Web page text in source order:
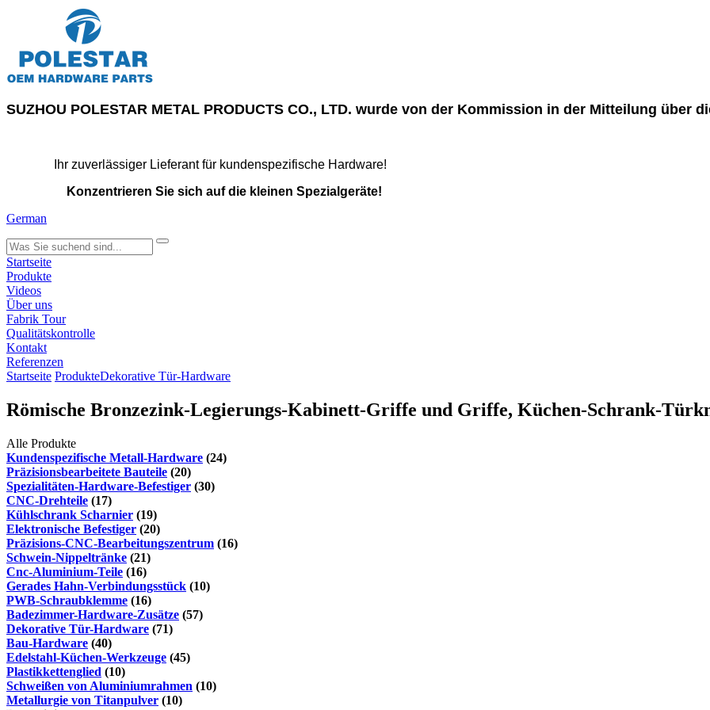
SUZHOU POLESTAR METAL PRODUCTS CO., LTD. wurde von der Kommission in der Mitteilung über
Ihr zuverlässiger Lieferant für kundenspezifische Hardware!
Konzentrieren Sie sich auf die kleinen Spezialgeräte!
German
search
Startseite
Produkte
Videos
Über uns
Fabrik Tour
Qualitätskontrolle
Kontakt
Referenzen
Startseite ProdukteDekorative Tür-Hardware
Römische Bronzezink-Legierungs-Kabinett-Griffe und Griffe, Küchen-Schrank-
Alle Produkte
Kundenspezifische Metall-Hardware (24)
Präzisionsbearbeitete Bauteile (20)
Spezialitäten-Hardware-Befestiger (30)
CNC-Drehteile (17)
Kühlschrank Scharnier (19)
Elektronische Befestiger (20)
Präzisions-CNC-Bearbeitungszentrum (16)
Schwein-Nippeltränke (21)
Cnc-Aluminium-Teile (16)
Gerades Hahn-Verbindungsstück (10)
PWB-Schraubklemme (16)
Badezimmer-Hardware-Zusätze (57)
Dekorative Tür-Hardware (71)
Bau-Hardware (40)
Edelstahl-Küchen-Werkzeuge (45)
Plastikkettenglied (10)
Schweißen von Aluminiumrahmen (10)
Metallurgie von Titanpulver (10)